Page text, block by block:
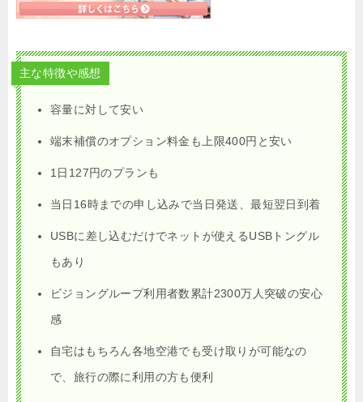
主な特徴や感想
容量に対して安い
端末補償のオプション料金も上限400円と安い
1日127円のプランも
当日16時までの申し込みで当日発送、最短翌日到着
USBに差し込むだけでネットが使えるUSBトングル
もあり
ビジョングループ利用者数累計2300万人突破の安心
感
自宅はもちろん各地空港でも受け取りが可能なの
で、旅行の際に利用の方も便利